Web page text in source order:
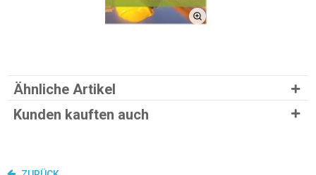
Ähnliche Artikel
Kunden kauften auch